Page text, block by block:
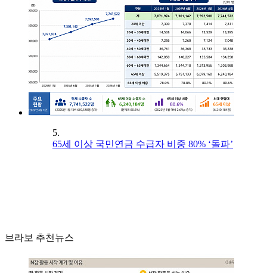
5.
65세 이상 국민연금 수급자 비중 80% ‘돌파’
브라보 추천뉴스